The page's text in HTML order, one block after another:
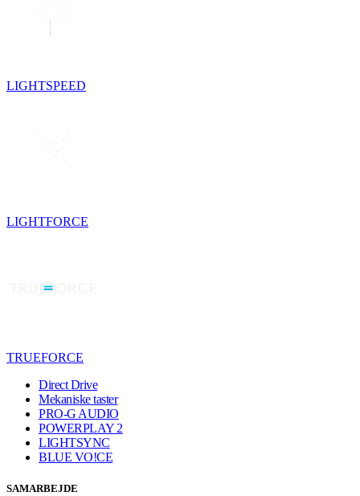
LIGHTSPEED
LIGHTFORCE
TRUEFORCE
Direct Drive
Mekaniske taster
PRO-G AUDIO
POWERPLAY 2
LIGHTSYNC
BLUE VO!CE
SAMARBEJDE